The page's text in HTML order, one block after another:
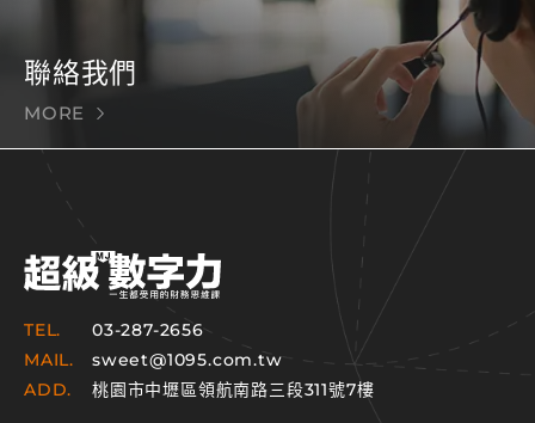
聯絡我們
MORE
TEL.
03-287-2656
MAIL.
sweet@1095.com.tw
ADD.
桃園市中壢區領航南路三段311號7樓